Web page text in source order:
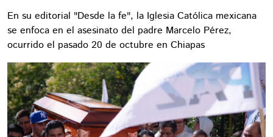
En su editorial "Desde la fe", la Iglesia Católica mexicana
se enfoca en el asesinato del padre Marcelo Pérez,
ocurrido el pasado 20 de octubre en Chiapas